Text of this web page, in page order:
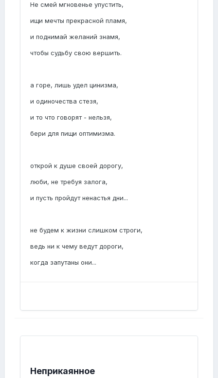
Не смей мгновенье упустить,
ищи мечты прекрасной пламя,
и поднимай желаний знамя,
чтобы судьбу свою вершить.
а горе, лишь удел цинизма,
и одиночества стезя,
и то что говорят - нельзя,
бери для пищи оптимизма.
открой к душе своей дорогу,
люби, не требуя залога,
и пусть пройдут ненастья дни...
не будем к жизни слишком строги,
ведь ни к чему ведут дороги,
когда запутаны они...
Неприкаянное